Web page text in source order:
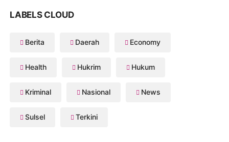
LABELS CLOUD
Berita Daerah Economy
Health Hukrim Hukum
Kriminal Nasional News
Sulsel Terkini